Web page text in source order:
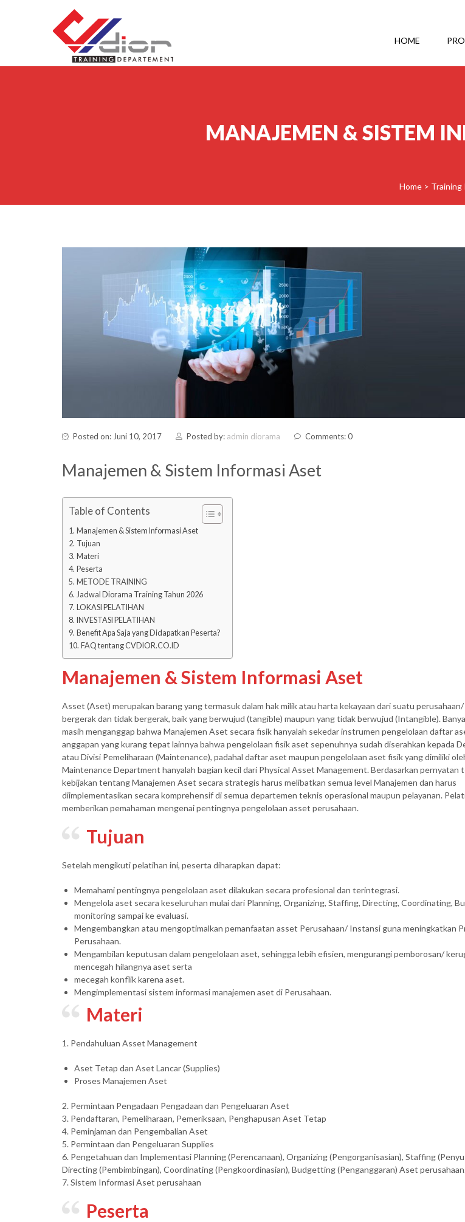
HOME
MANAJEMEN & SISTEM
Home > Training
Posted on: Juni 10, 2017 Posted by: admin diorama Comments: 0
Manajemen & Sistem Informasi Aset
Table of Contents
Manajemen & Sistem Informasi Aset
Tujuan
Materi
Peserta
METODE TRAINING
Jadwal Diorama Training Tahun 2026
LOKASI PELATIHAN
INVESTASI PELATIHAN
Benefit Apa Saja yang Didapatkan Peserta?
FAQ tentang CVDIOR.CO.ID
Manajemen & Sistem Informasi Aset
Asset (Aset) merupakan barang yang termasuk dalam hak milik atau harta kekayaan dari suatu
bergerak dan tidak bergerak, baik yang berwujud (tangible) maupun yang tidak berwujud (Intangible).
masih menganggap bahwa Manajemen Aset secara fisik hanyalah sekedar instrumen pengelolaan daftar
anggapan yang kurang tepat lainnya bahwa pengelolaan fisik aset sepenuhnya sudah diserahkan kepada
atau Divisi Pemeliharaan (Maintenance), padahal daftar aset maupun pengelolaan aset fisik yang dimiliki
Maintenance Department hanyalah bagian kecil dari Physical Asset Management. Berdasarkan pernyatan
kebijakan tentang Manajemen Aset secara strategis harus melibatkan semua level Manajemen dan harus
diimplementasikan secara komprehensif di semua departemen teknis operasional maupun pelayanan.
memberikan pemahaman mengenai pentingnya pengelolaan asset perusahaan.
Tujuan
Setelah mengikuti pelatihan ini, peserta diharapkan dapat:
Memahami pentingnya pengelolaan aset dilakukan secara profesional dan terintegrasi.
Mengelola aset secara keseluruhan mulai dari Planning, Organizing, Staffing, Directing, Coordinating,
monitoring sampai ke evaluasi.
Mengembangkan atau mengoptimalkan pemanfaatan asset Perusahaan/ Instansi guna meningkatkan
Perusahaan.
Mengambilan keputusan dalam pengelolaan aset, sehingga lebih efisien, mengurangi pemborosan/
mencegah hilangnya aset serta
mecegah konflik karena aset.
Mengimplementasi sistem informasi manajemen aset di Perusahaan.
Materi
1. Pendahuluan Asset Management
Aset Tetap dan Aset Lancar (Supplies)
Proses Manajemen Aset
2. Permintaan Pengadaan Pengadaan dan Pengeluaran Aset
3. Pendaftaran, Pemeliharaan, Pemeriksaan, Penghapusan Aset Tetap
4. Peminjaman dan Pengembalian Aset
5. Permintaan dan Pengeluaran Supplies
6. Pengetahuan dan Implementasi Planning (Perencanaan), Organizing (Pengorganisasian), Staffing
Directing (Pembimbingan), Coordinating (Pengkoordinasian), Budgetting (Penganggaran) Aset
7. Sistem Informasi Aset perusahaan
Peserta